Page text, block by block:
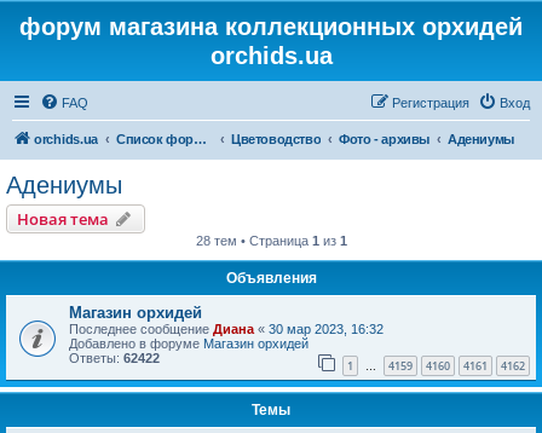
форум магазина коллекционных орхидей
orchids.ua
FAQ Вход
Регистрация
orchids.ua Список форумов Цветоводство Фото - архивы Адениумы
Адениумы
Новая тема
28 тем • Страница 1 из 1
Объявления
Магазин орхидей
Последнее сообщение Диана « 30 мар 2023, 16:32
Добавлено в форуме Магазин орхидей
Ответы: 62422 1 … 4159 4160 4161 4162
Темы